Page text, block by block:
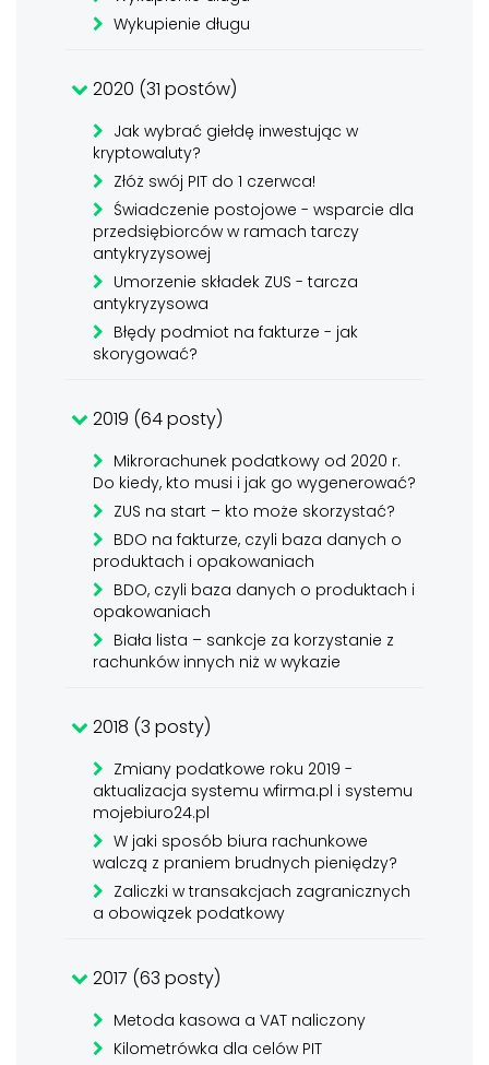
Wykupienie długu
2020 (31 postów)
Jak wybrać giełdę inwestując w
kryptowaluty?
Złóż swój PIT do 1 czerwca!
Świadczenie postojowe - wsparcie dla
przedsiębiorców w ramach tarczy
antykryzysowej
Umorzenie składek ZUS - tarcza
antykryzysowa
Błędy podmiot na fakturze - jak
skorygować?
2019 (64 posty)
Mikrorachunek podatkowy od 2020 r.
Do kiedy, kto musi i jak go wygenerować?
ZUS na start – kto może skorzystać?
BDO na fakturze, czyli baza danych o
produktach i opakowaniach
BDO, czyli baza danych o produktach i
opakowaniach
Biała lista – sankcje za korzystanie z
rachunków innych niż w wykazie
2018 (3 posty)
Zmiany podatkowe roku 2019 -
aktualizacja systemu wfirma.pl i systemu
mojebiuro24.pl
W jaki sposób biura rachunkowe
walczą z praniem brudnych pieniędzy?
Zaliczki w transakcjach zagranicznych
a obowiązek podatkowy
2017 (63 posty)
Metoda kasowa a VAT naliczony
Kilometrówka dla celów PIT